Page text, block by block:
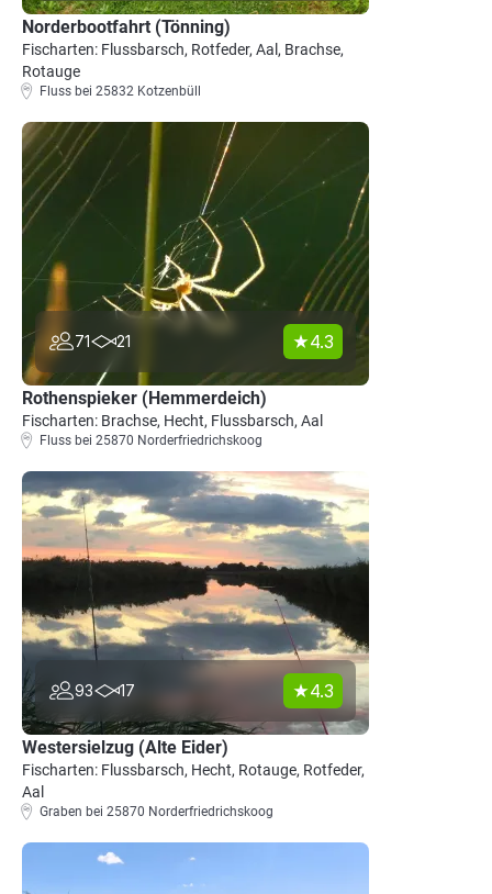
Norderbootfahrt (Tönning)
Fischarten: Flussbarsch, Rotfeder, Aal, Brachse,
Rotauge
Fluss bei 25832 Kotzenbüll
71 21 4.3
Rothenspieker (Hemmerdeich)
Fischarten: Brachse, Hecht, Flussbarsch, Aal
Fluss bei 25870 Norderfriedrichskoog
93 17 4.3
Westersielzug (Alte Eider)
Fischarten: Flussbarsch, Hecht, Rotauge, Rotfeder,
Aal
Graben bei 25870 Norderfriedrichskoog